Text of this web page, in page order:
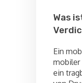
Was
Ein
mobiler
ein